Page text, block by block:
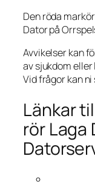
Den röda
Dator på
Avvikelser kan
av sjukdom eller
Vid frågor kan
Länkar
rör Laga